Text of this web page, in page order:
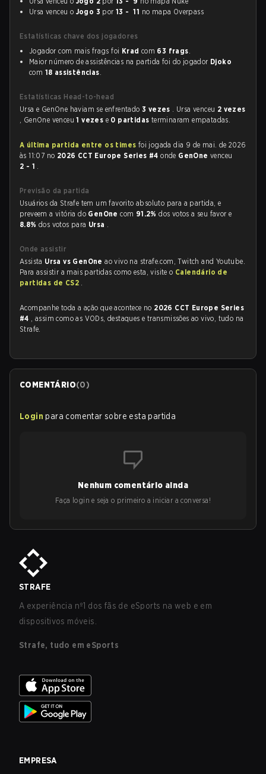
Ursa venceu o Jogo 3 por13 - 11 no mapa Overpass
Estatísticas chave dos jogadores
Jogador com mais frags foi Krad com 63 frags.
Maior número de assistências na partida foi do jogador Djoko
com 18 assistências.
Estatísticas Head-to-head
Ursa e GenOne haviam se enfrentado 3 vezes . Ursa venceu 2 vezes
, GenOne venceu1 vezes e 0 partidas terminaram empatadas.
A última partida entre os times foi jogada dia 9 de mai. de 2026
às 11:07 no 2026 CCT Europe Series #4onde GenOnevenceu
2 - 1 .
Previsão da partida
Usuários da Strafe tem um favorito absoluto para a partida, e
preveem a vitória do GenOnecom 91.2%dos votos a seu favor e
8.8% dos votos para Ursa .
Onde assistir
Assista Ursa vs GenOneao vivo na strafe.com, Twitch and Youtube.
Para assistir a mais partidas como esta, visite o Calendário de
partidas de CS2 .
Acompanhe toda a ação que acontece no 2026 CCT Europe Series
#4 , assim como as VODs, destaques e transmissões ao vivo, tudo na
Strafe.
COMENTÁRIO(0)
Login para comentar sobre esta partida
Nenhum comentário ainda
Faça login e seja o primeiro a iniciar a conversa!
STRAFE
A experiência nº1 dos fãs de eSports na web e em
dispositivos móveis.
Strafe, tudo em eSports
EMPRESA